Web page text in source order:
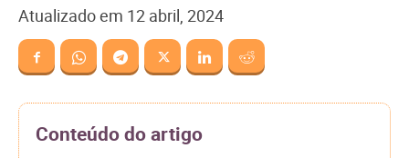
Atualizado em 12 abril, 2024
Conteúdo do artigo